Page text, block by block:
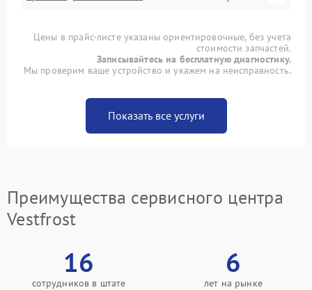
Цены в прайс-листе указаны ориентировочные, без учета
стоимости запчастей.
Записывайтесь на бесплатную диагностику.
Мы проверим ваше устройство и укажем на неисправность.
Показать все услуги
Преимущества сервисного центра
Vestfrost
16
сотрудников в штате
6
лет на рынке